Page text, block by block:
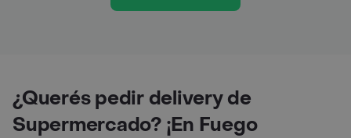
¿Querés pedir delivery de
Supermercado? ¡En Fuego